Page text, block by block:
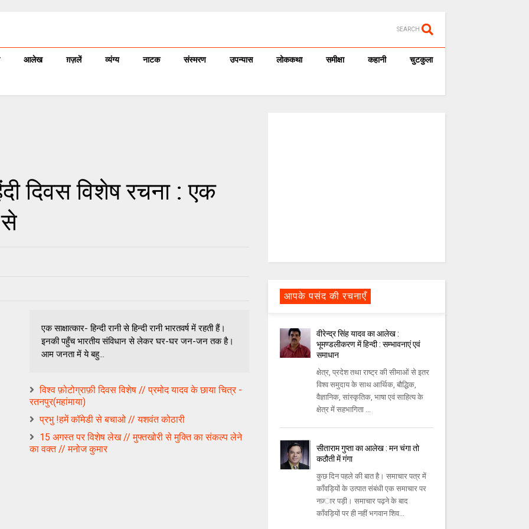
SEARCH
आलेख ग़ज़लें व्यंग्य नाटक संस्मरण उपन्यास लोककथा समीक्षा कहानी चुटकुला
दिवस विशेष रचना : एक
से
एक साक्षात्कार- हिन्दी रानी से हिन्दी रानी भारतवर्ष में रहती हैं।
इनकी पहुँच भारतीय संविधान से लेकर घर-घर जन-जन तक है।
आम जनता में ये बहु...
विश्व फ़ोटोग्राफ़ी दिवस विशेष // प्रमोद यादव के छाया चित्र -
रतनपुर(महांमाया)
प्रभु !हमें कॉमेडी से बचाओ // यशवंत कोठारी
15 अगस्त पर विशेष लेख // मुफ्तखोरी से मुक्ति का संकल्प लेने
का वक्त // मनोज कुमार
आपके पसंद की रचनाएँ
वीरेन्‍द्र सिंह यादव का आलेख :
भूमण्‍डलीकरण में हिन्‍दी : सम्‍भावनाएं एवं
समाधान
क्षेत्र, प्रदेश तथा राष्‍ट्र की सीमाओं से इतर
विश्‍व समुदाय के साथ आर्थिक, बौद्धिक,
वैज्ञानिक, सांस्‍कृतिक, भाषा एवं साहित्‍य के
क्षेत्र में सहभागिता ...
सीताराम गुप्ता का आलेख : मन चंगा तो
कठौती में गंगा
कुछ दिन पहले की बात है। समाचार पत्र में
काँवड़ियों के उत्‍पात संबंधी एक समाचार पर
नज़्‍ार पड़ी। समाचार पढ़ने के बाद
काँवड़ियों पर ही नहीं भगवान शिव...